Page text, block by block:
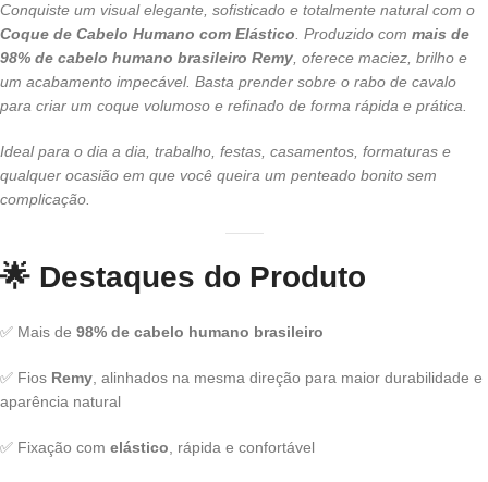
Conquiste um visual elegante, sofisticado e totalmente natural com o
Coque de Cabelo Humano com Elástico. Produzido com mais de
98% de cabelo humano brasileiro Remy, oferece maciez, brilho e
um acabamento impecável. Basta prender sobre o rabo de cavalo
para criar um coque volumoso e refinado de forma rápida e prática.
Ideal para o dia a dia, trabalho, festas, casamentos, formaturas e
qualquer ocasião em que você queira um penteado bonito sem
complicação.
🌟 Destaques do Produto
✅ Mais de 98% de cabelo humano brasileiro
✅ Fios Remy, alinhados na mesma direção para maior durabilidade e
aparência natural
✅ Fixação com elástico, rápida e confortável